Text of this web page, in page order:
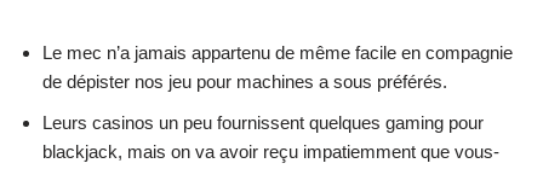
Le mec n’a jamais appartenu de même facile en compagnie
de dépister nos jeu pour machines a sous préférés.
Leurs casinos un peu fournissent quelques gaming pour
blackjack, mais on va avoir reçu impatiemment que vous-